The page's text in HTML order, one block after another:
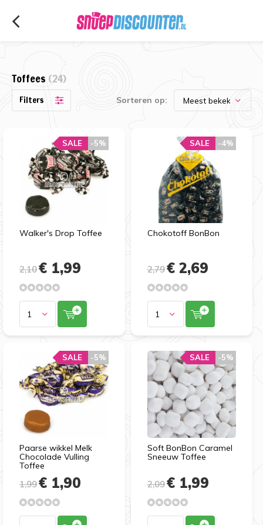
Toffees (24)
Filters Sorteren op:
Walker's Drop Toffee
2,10€ 1,99
-5%
SALE -5%
SALE
Chokotoff BonBon
2,79€ 2,69
-4%
SALE -4%
SALE
Paarse wikkel Melk
Chocolade Vulling
Toffee
1,99€ 1,90
-5%
SALE -5%
SALE
Soft BonBon Caramel
Sneeuw Toffee
2,09€ 1,99
-5%
SALE -5%
SALE